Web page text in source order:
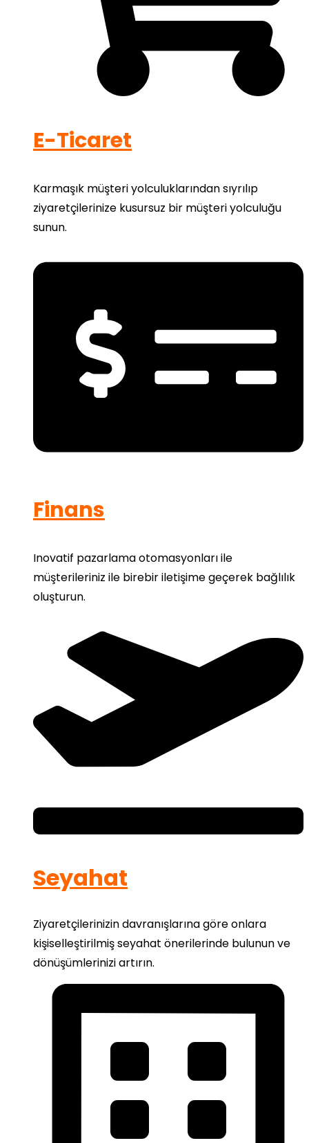
E-Ticaret
Karmaşık müşteri yolculuklarından sıyrılıp
ziyaretçilerinize kusursuz bir müşteri yolculuğu
sunun.
Finans
Inovatif pazarlama otomasyonları ile
müşterileriniz ile birebir iletişime geçerek bağlılık
oluşturun.
Seyahat
Ziyaretçilerinizin davranışlarına göre onlara
kişiselleştirilmiş seyahat önerilerinde bulunun ve
dönüşümlerinizi artırın.